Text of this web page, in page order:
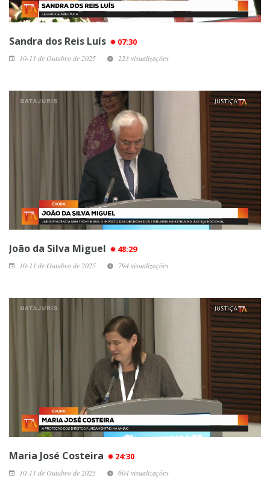
Sandra dos Reis Luís 07:30
10-11 de Outubro de 2025 223 visualizações
João da Silva Miguel 48:29
10-11 de Outubro de 2025 794 visualizações
Maria José Costeira 24:30
10-11 de Outubro de 2025 604 visualizações